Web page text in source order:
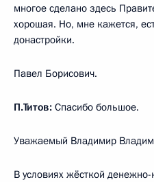
многое сделано здесь
хорошая. Но, мне кажется,
донастройки.
Павел Борисович.
П.Титов: Спасибо большое.
Уважаемый Владимир
В условиях жёсткой